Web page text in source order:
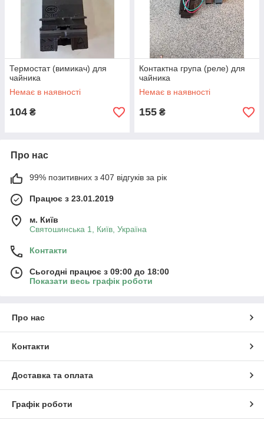
Термостат (вимикач) для
чайника
Немає в наявності
104 ₴
Контактна група (реле) для
чайника
Немає в наявності
155 ₴
Про нас
99% позитивних з 407 відгуків за рік
Працює з 23.01.2019
м. Київ
Святошинська 1, Київ, Україна
Контакти
Сьогодні працює з 09:00 до 18:00
Показати весь графік роботи
Про нас
Контакти
Доставка та оплата
Графік роботи